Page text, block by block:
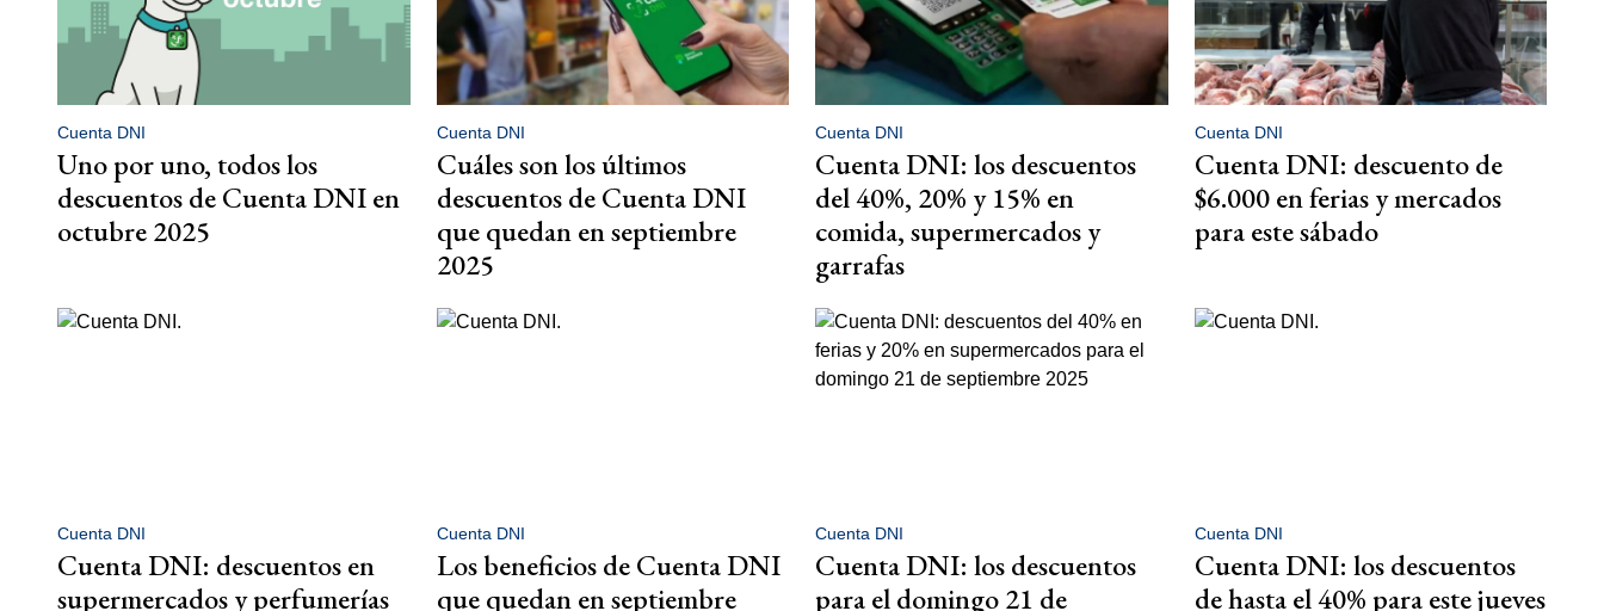
Cuenta DNI
Uno por uno, todos los
descuentos de Cuenta DNI en
octubre 2025
Cuenta DNI
Cuáles son los últimos
descuentos de Cuenta DNI
que quedan en septiembre
2025
Cuenta DNI
Cuenta DNI: los descuentos
del 40%, 20% y 15% en
comida, supermercados y
garrafas
Cuenta DNI
Cuenta DNI: descuento de
$6.000 en ferias y mercados
para este sábado
Cuenta DNI
Cuenta DNI: descuentos en
supermercados y perfumerías
Cuenta DNI
Los beneficios de Cuenta DNI
que quedan en septiembre
Cuenta DNI
Cuenta DNI: los descuentos
para el domingo 21 de
Cuenta DNI
Cuenta DNI: los descuentos
de hasta el 40% para este jueves